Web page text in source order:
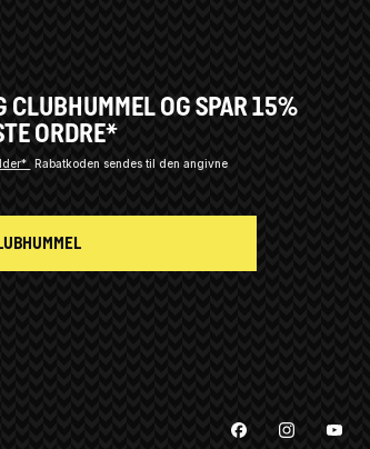
CLUBHUMMEL OG SPAR 15%
ORDRE*
Rabatkoden sendes til den angivne